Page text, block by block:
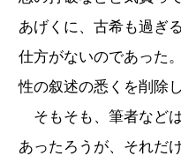
あげくに、古希も過ぎ
仕方がないのであった
性の叙述の悉くを削除
そもそも、筆者など
あったろうが、それだ